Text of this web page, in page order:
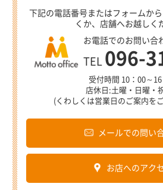
下記の電話番号またはフォームか
くか、店舗へお越しく
お電話でのお問い合
TEL 096-
受付時間 10：00～
店休日:土曜・日曜・
(くわしくは営業日のご案内を
メールでの問い
お店へのアク